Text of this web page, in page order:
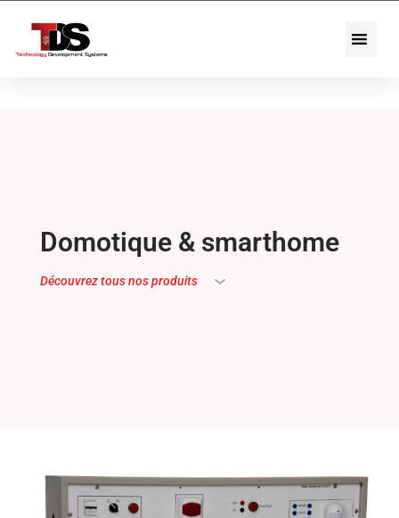
Domotique & smarthome
Découvrez tous nos produits